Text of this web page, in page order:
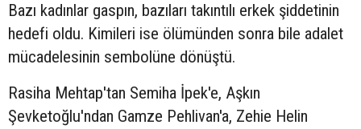
Bazı kadınlar gaspın, bazıları takıntılı erkek şiddetinin
hedefi oldu. Kimileri ise ölümünden sonra bile adalet
mücadelesinin sembolüne dönüştü.
Rasiha Mehtap'tan Semiha İpek'e, Aşkın
Şevketoğlu'ndan Gamze Pehlivan'a, Zehie Helin